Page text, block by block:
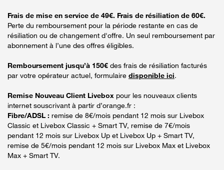
Frais de mise en service de 49€. Frais de résiliation de 60€.
Perte du remboursement pour la période restante en cas de
résiliation ou de changement d'offre. Un seul remboursement par
abonnement à l’une des offres éligibles.
Remboursement jusqu’à 150€ des frais de résiliation facturés
par votre opérateur actuel, formulaire disponible ici.
Remise Nouveau Client Livebox pour les nouveaux clients
internet souscrivant à partir d’orange.fr :
Fibre/ADSL : remise de 8€/mois pendant 12 mois sur Livebox
Classic et Livebox Classic + Smart TV, remise de 7€/mois
pendant 12 mois sur Livebox Up et Livebox Up + Smart TV,
remise de 5€/mois pendant 12 mois sur Livebox Max et Livebox
Max + Smart TV.